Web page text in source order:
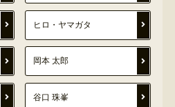
ヒロ・ヤマガタ
岡本 太郎
谷口 珠峯